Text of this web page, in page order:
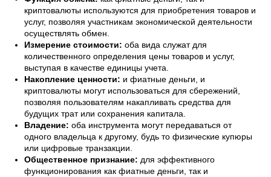
криптовалюты используются для приобретения товаров и
услуг, позволяя участникам экономической деятельности
осуществлять обмен.
Измерение стоимости: оба вида служат для
количественного определения цены товаров и услуг,
выступая в качестве единицы учета.
Накопление ценности: и фиатные деньги, и
криптовалюты могут использоваться для сбережений,
позволяя пользователям накапливать средства для
будущих трат или сохранения капитала.
Владение: оба инструмента могут передаваться от
одного владельца к другому, будь то физические купюры
или цифровые транзакции.
Общественное признание: для эффективного
функционирования как фиатные деньги, так и